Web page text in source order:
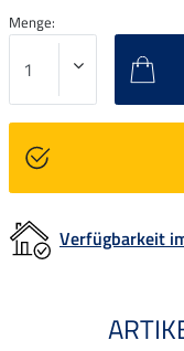
Menge:
Verfügbarkeit